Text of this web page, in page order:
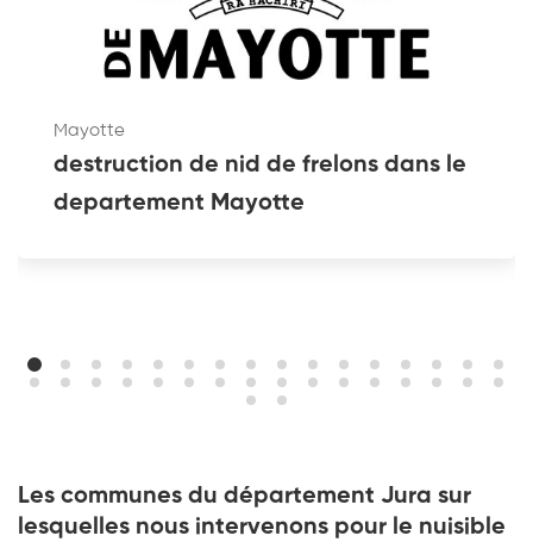
Mayotte
destruction de nid de frelons dans le
departement Mayotte
Les communes du département Jura sur
lesquelles nous intervenons pour le nuisible